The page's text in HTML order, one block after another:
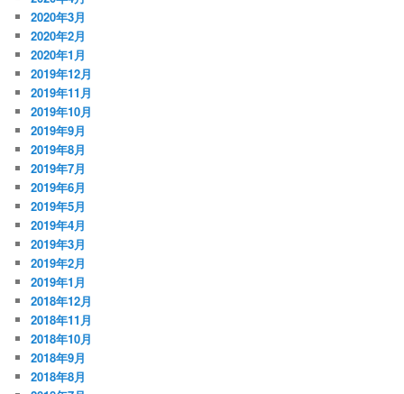
2020年3月
2020年2月
2020年1月
2019年12月
2019年11月
2019年10月
2019年9月
2019年8月
2019年7月
2019年6月
2019年5月
2019年4月
2019年3月
2019年2月
2019年1月
2018年12月
2018年11月
2018年10月
2018年9月
2018年8月